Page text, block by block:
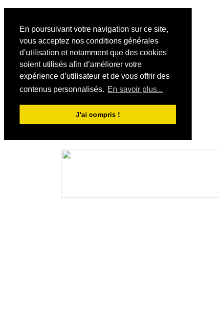
En poursuivant votre navigation sur ce site,
vous acceptez nos conditions générales
d’utilisation et notamment que des cookies
soient utilisés afin d’améliorer votre
expérience d’utilisateur et de vous offrir des
contenus personnalisés. En savoir plus...
J'ai compris !